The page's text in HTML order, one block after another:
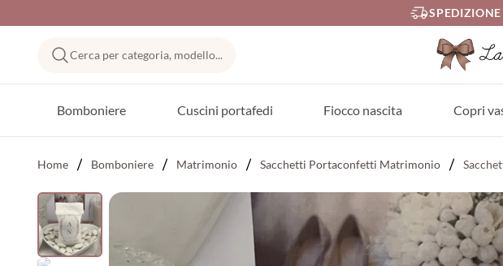
Cerca per categoria, modello...
Bomboniere Cuscini portafedi Fiocco nascita Copri
Home Bomboniere Matrimonio Sacchetti Portaconfetti Matrimonio